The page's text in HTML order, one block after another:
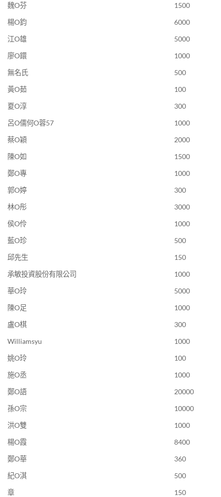
魏O芬
1500
楊O鈞
6000
江O雄
5000
廖O鐶
1000
無名氏
500
黃O茹
100
夏O淳
300
呂O儒何O蓉57
1000
蔡O穎
2000
陳O如
1500
鄭O專
1000
郭O婷
300
林O彤
3000
侯O伶
1000
藍O珍
500
邱先生
150
承敏投資股份有限公司
1000
華O玲
5000
陳O足
1000
盧O棋
300
Williamsyu
1000
姚O玲
100
施O丞
1000
鄭O語
20000
孫O宗
10000
洪O雙
1000
楊O霞
8400
鄭O華
360
紀O淇
500
章
150